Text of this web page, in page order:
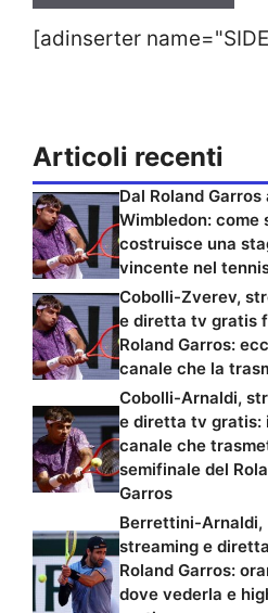
[adinserter
Articoli recenti
Dal Roland Garros
Wimbledon: come
costruisce una
vincente nel
Cobolli-Zverev,
e diretta tv gratis
Roland Garros:
canale che la
Cobolli-Arnaldi,
e diretta tv gratis:
canale che
semifinale del
Garros
Berrettini-Arnaldi,
streaming e
Roland Garros:
dove vederla e